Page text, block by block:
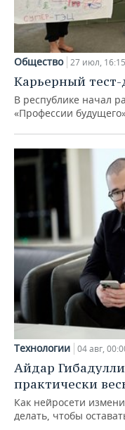
Общество 27 июл, 16:15
Карьерный
В республике начал
«Профессии
Технологии 04 авг,
Айдар
практически
Как нейросети
делать, чтобы